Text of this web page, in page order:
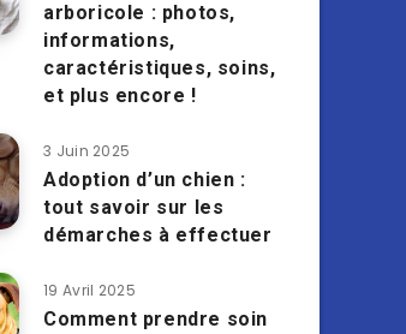
arboricole : photos,
informations,
caractéristiques, soins,
et plus encore !
3 Juin 2025
Adoption d’un chien :
tout savoir sur les
démarches à effectuer
19 Avril 2025
Comment prendre soin